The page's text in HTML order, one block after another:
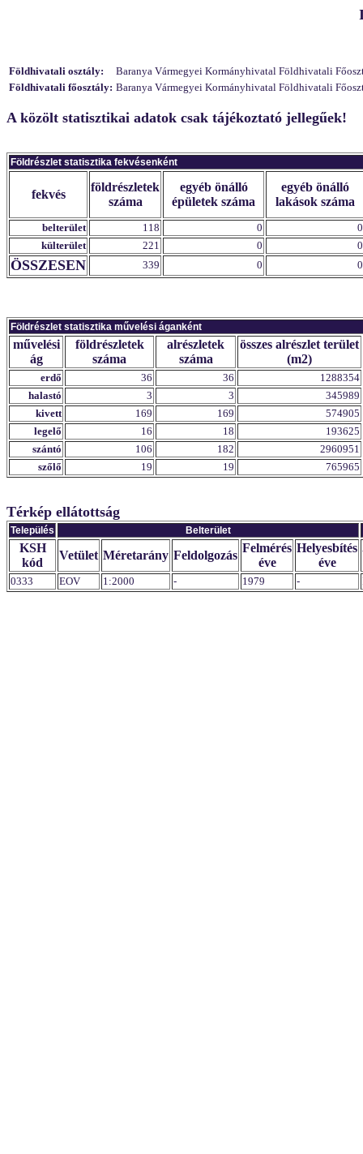
Földhivatali osztály:
Baranya Vármegyei Kormányhivatal Földhivatali
Földhivatali főosztály: Baranya Vármegyei Kormányhivatal Földhivatali
A közölt statisztikai adatok csak tájékoztató jellegűek!
Földrészlet statisztika fekvésenként
fekvés
földrészletek
száma
egyéb önálló
épületek száma
egyéb önálló
lakások száma
belterület 118 0
0
külterület
221 0 0
ÖSSZESEN 339 0 0
Földrészlet statisztika művelési áganként
művelési
ág
földrészletek
száma
alrészletek
száma
összes alrészlet terület
(m2)
erdő 36 36
1288354
halastó
3 3
345989
kivett
169 169
574905
legelő
16 18
193625
szántó
106 182
2960951
szőlő
19 19 765965
Térkép ellátottság
Település Belterület
KSH
kód
Vetület Méretarány Feldolgozás
Felmérés
éve
Helyesbítés
éve
0333 EOV 1:2000 - 1979 -